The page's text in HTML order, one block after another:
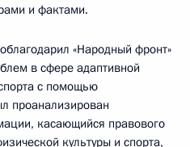
и фактами.
«Народный фронт»
в сфере адаптивной
с помощью
проанализирован
касающийся правового
культуры и спорта,